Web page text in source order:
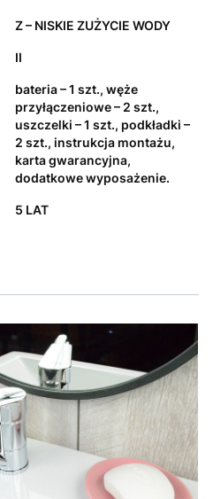
Z – NISKIE ZUŻYCIE WODY
II
bateria – 1 szt., węże
przyłączeniowe – 2 szt.,
uszczelki – 1 szt., podkładki –
2 szt., instrukcja montażu,
karta gwarancyjna,
dodatkowe wyposażenie.
5 LAT